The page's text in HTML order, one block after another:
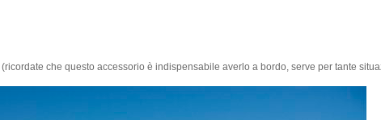
(ricordate che questo accessorio è indispensabile averlo a bordo, serve per tante